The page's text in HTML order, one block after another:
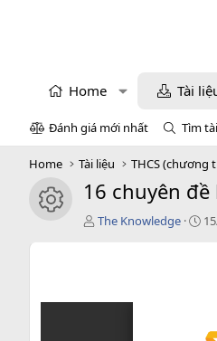
Home Tài
Đánh giá mới nhất Tìm
Home Tài liệu THCS (chương
icon tài liệu
16 chuyên
T
ả
The Knowledge
C
n